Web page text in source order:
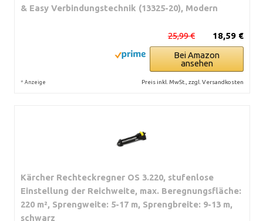
& Easy Verbindungstechnik (13325-20), Modern
18,59 €
25,99 €
Bei Amazon
ansehen
* Anzeige Preis inkl. MwSt., zzgl. Versandkosten
Kärcher Rechteckregner OS 3.220, stufenlose
Einstellung der Reichweite, max. Beregnungsfläche:
220 m², Sprengweite: 5-17 m, Sprengbreite: 9-13 m,
schwarz